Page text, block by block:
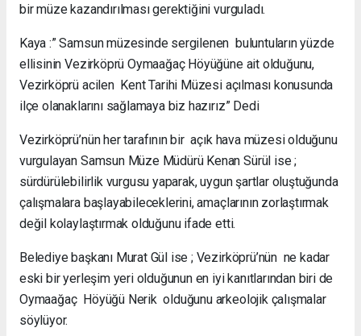
bir müze kazandırılması gerektiğini vurguladı.
Kaya :” Samsun müzesinde sergilenen buluntuların yüzde
ellisinin Vezirköprü Oymaağaç Höyüğüne ait olduğunu,
Vezirköprü acilen Kent Tarihi Müzesi açılması konusunda
ilçe olanaklarını sağlamaya biz hazırız” Dedi
Vezirköprü’nün her tarafının bir açık hava müzesi olduğunu
vurgulayan Samsun Müze Müdürü Kenan Sürül ise ;
sürdürülebilirlik vurgusu yaparak, uygun şartlar oluştuğunda
çalışmalara başlayabileceklerini, amaçlarının zorlaştırmak
değil kolaylaştırmak olduğunu ifade etti.
Belediye başkanı Murat Gül ise ; Vezirköprü’nün ne kadar
eski bir yerleşim yeri olduğunun en iyi kanıtlarından biri de
Oymaağaç Höyüğü Nerik olduğunu arkeolojik çalışmalar
söylüyor.